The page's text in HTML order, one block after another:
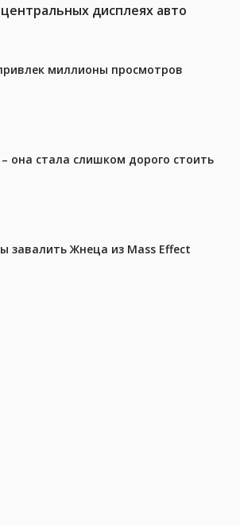
дисплеях авто
миллионы просмотров
она стала слишком дорого стоить
завалить Жнеца из Mass Effect